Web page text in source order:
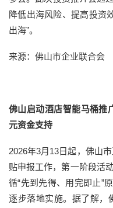
降低出海风险、提高投资
出海”。
来源：佛山市企业联合会
佛山启动酒店智能马桶推
元资金支持
2026年3月13日起，佛山
贴申报工作，第一阶段活
循“先到先得、用完即止”
逐步落地实施。据了解，